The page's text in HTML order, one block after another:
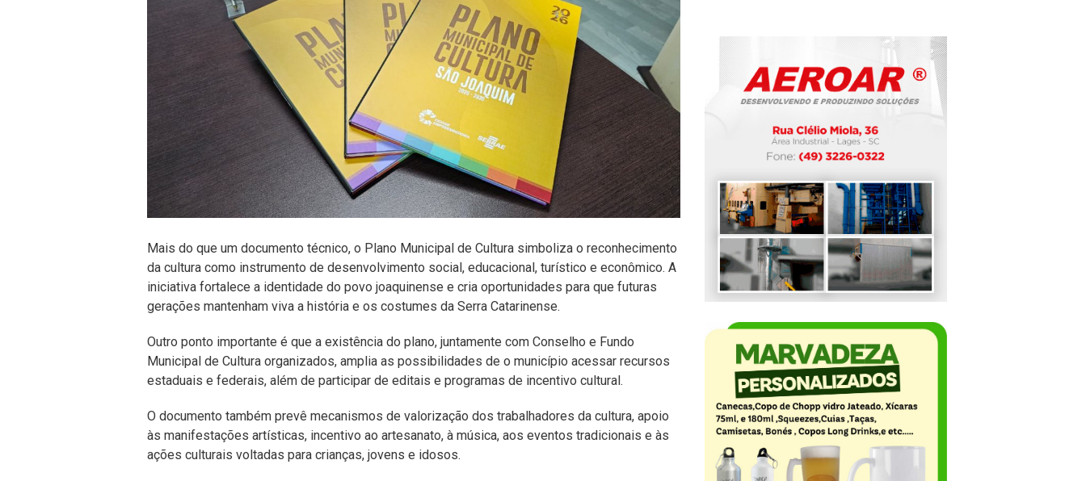
Mais do que um documento técnico, o Plano Municipal de Cultura simboliza o reconhecimento
da cultura como instrumento de desenvolvimento social, educacional, turístico e econômico. A
iniciativa fortalece a identidade do povo joaquinense e cria oportunidades para que futuras
gerações mantenham viva a história e os costumes da Serra Catarinense.
Outro ponto importante é que a existência do plano, juntamente com Conselho e Fundo
Municipal de Cultura organizados, amplia as possibilidades de o município acessar recursos
estaduais e federais, além de participar de editais e programas de incentivo cultural.
O documento também prevê mecanismos de valorização dos trabalhadores da cultura, apoio
às manifestações artísticas, incentivo ao artesanato, à música, aos eventos tradicionais e às
ações culturais voltadas para crianças, jovens e idosos.